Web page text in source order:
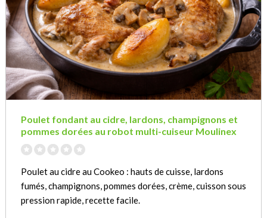
Poulet fondant au cidre, lardons, champignons et
pommes dorées au robot multi-cuiseur Moulinex
Poulet au cidre au Cookeo : hauts de cuisse, lardons
fumés, champignons, pommes dorées, crème, cuisson sous
pression rapide, recette facile.